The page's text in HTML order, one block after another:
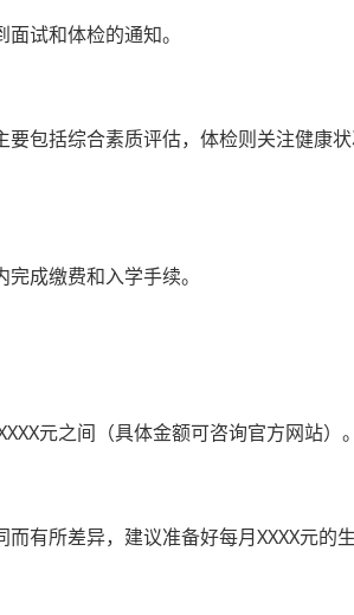
试和体检的通知。
包括综合素质评估，体检则关注健康
成缴费和入学手续。
元之间（具体金额可咨询官方网站）。
有所差异，建议准备好每月XXXX元的生